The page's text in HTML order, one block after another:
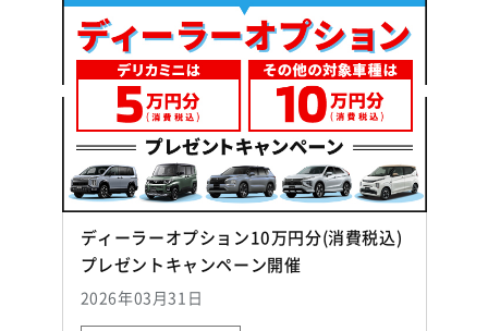
ディーラーオプション10万円分(消費税込)
プレゼントキャンペーン開催（別ウィンドウで開く）
2026年03月31日